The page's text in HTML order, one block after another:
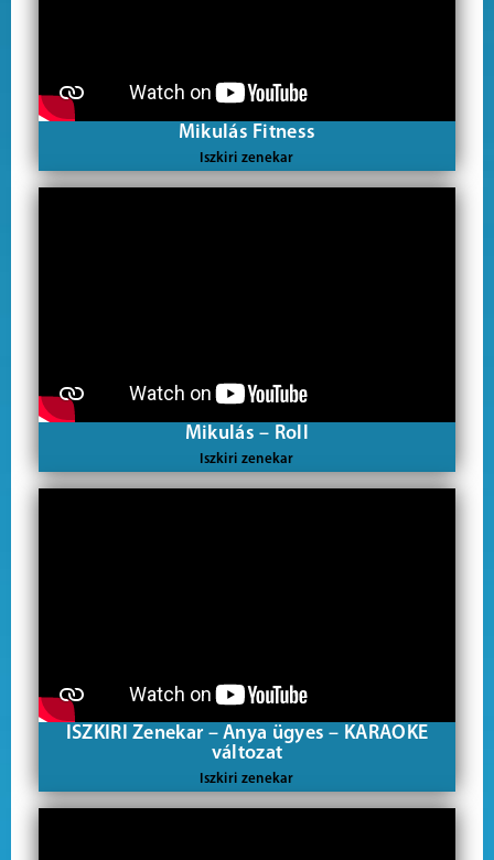
Mikulás Fitness
Iszkiri zenekar
Mikulás – Roll
Iszkiri zenekar
ISZKIRI Zenekar – Anya ügyes – KARAOKE
változat
Iszkiri zenekar